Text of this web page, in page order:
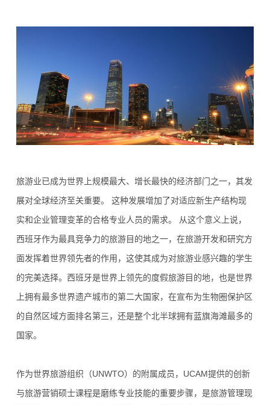
旅游业已成为世界上规模最大、增长最快的经济部门之一，其发
展对全球经济至关重要。 这种发展增加了对适应新生产结构现
实和企业管理变革的合格专业人员的需求。 从这个意义上说，
西班牙作为最具竞争力的旅游目的地之一，在旅游开发和研究方
面发挥着世界领先者的作用，这使其成为对旅游业感兴趣的学生
的完美选择。 西班牙是世界上领先的度假旅游目的地，也是世界
上拥有最多世界遗产城市的第二大国家，在宣布为生物圈保护区
的自然区域方面排名第三，还是整个北半球拥有蓝旗海滩最多的
国家。
作为世界旅游组织（UNWTO）的附属成员，UCAM提供的创新
与旅游营销硕士课程是磨练专业技能的重要步骤，是旅游管理现